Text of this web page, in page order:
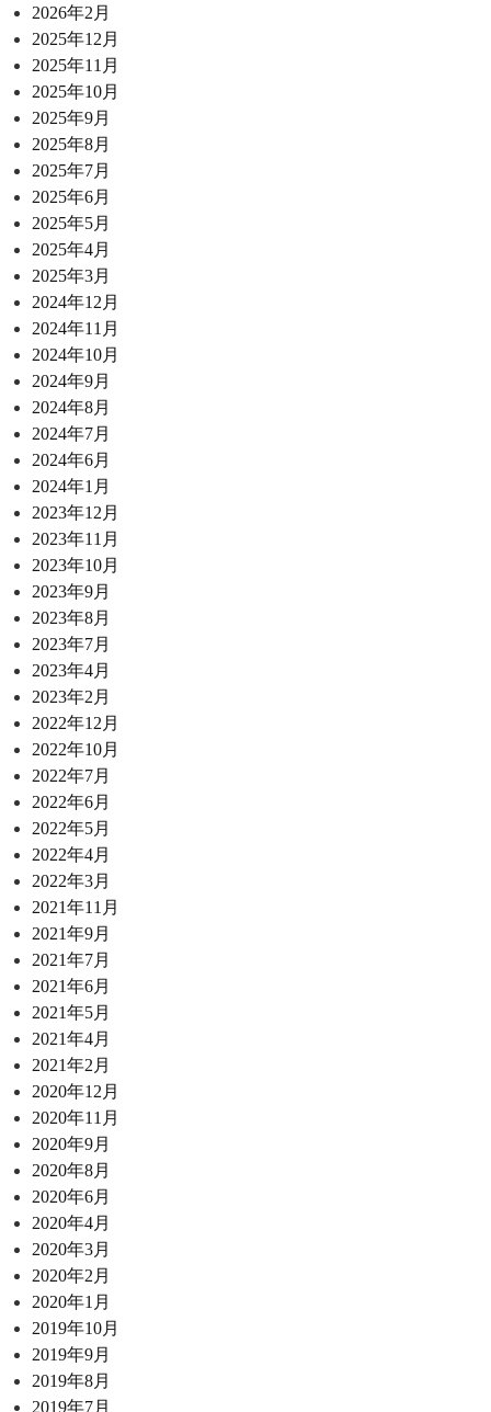
2026年2月
2025年12月
2025年11月
2025年10月
2025年9月
2025年8月
2025年7月
2025年6月
2025年5月
2025年4月
2025年3月
2024年12月
2024年11月
2024年10月
2024年9月
2024年8月
2024年7月
2024年6月
2024年1月
2023年12月
2023年11月
2023年10月
2023年9月
2023年8月
2023年7月
2023年4月
2023年2月
2022年12月
2022年10月
2022年7月
2022年6月
2022年5月
2022年4月
2022年3月
2021年11月
2021年9月
2021年7月
2021年6月
2021年5月
2021年4月
2021年2月
2020年12月
2020年11月
2020年9月
2020年8月
2020年6月
2020年4月
2020年3月
2020年2月
2020年1月
2019年10月
2019年9月
2019年8月
2019年7月